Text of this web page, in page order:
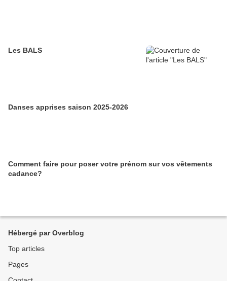
Les BALS
Danses apprises saison 2025-2026
Comment faire pour poser votre prénom sur vos vêtements
cadance?
Hébergé par Overblog
Top articles
Pages